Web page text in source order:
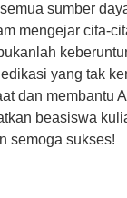
sumber
mengejar cita-
yang tak
dan membantu
beasiswa
semoga sukses!